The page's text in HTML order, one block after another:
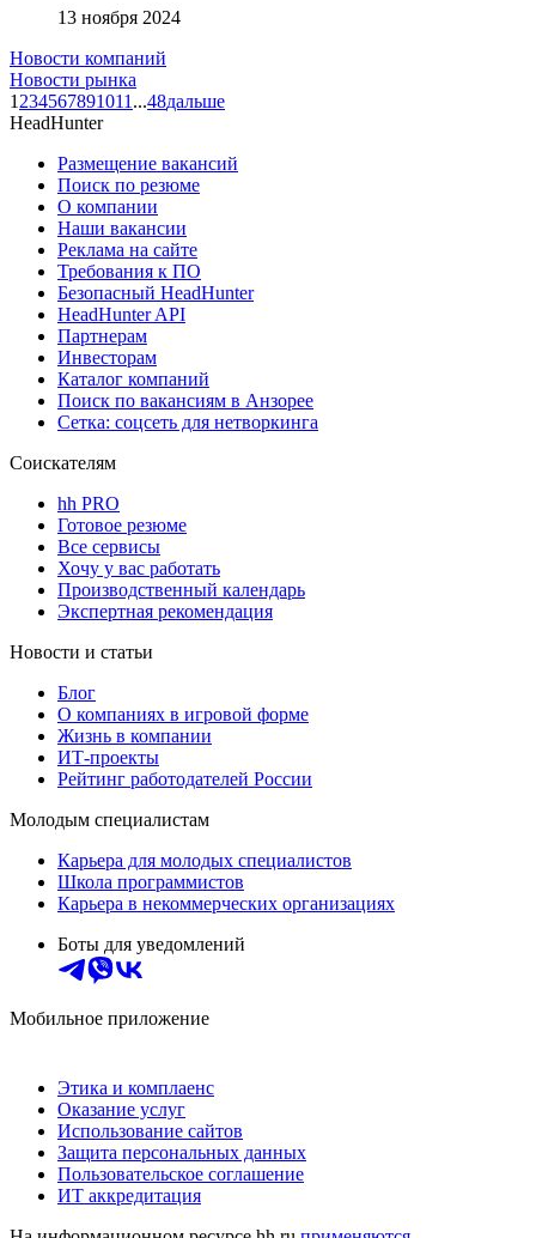
13 ноября 2024
Новости компаний
Новости рынка
1 234567891011 ...48дальше
HeadHunter
Размещение вакансий
Поиск по резюме
О компании
Наши вакансии
Реклама на сайте
Требования к ПО
Безопасный HeadHunter
HeadHunter API
Партнерам
Инвесторам
Каталог компаний
Поиск по вакансиям в Анзорее
Сетка: соцсеть для нетворкинга
Соискателям
hh PRO
Готовое резюме
Все сервисы
Хочу у вас работать
Производственный календарь
Экспертная рекомендация
Новости и статьи
Блог
О компаниях в игровой форме
Жизнь в компании
ИТ-проекты
Рейтинг работодателей России
Молодым специалистам
Карьера для молодых специалистов
Школа программистов
Карьера в некоммерческих организациях
Боты для уведомлений
Мобильное приложение
Этика и комплаенс
Оказание услуг
Использование сайтов
Защита персональных данных
Пользовательское соглашение
ИТ аккредитация